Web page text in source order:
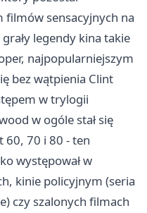
sensacyjnych na
legendy kina takie
najpopularniejszym
bez wątpienia Clint
w trylogii
w ogóle stał się
60, 70 i 80 - ten
występował w
kinie policyjnym (seria
czy szalonych filmach